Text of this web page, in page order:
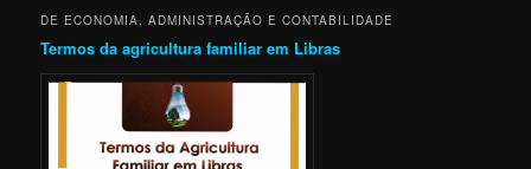
DE ECONOMIA, ADMINISTRAÇÃO E CONTABILIDADE
Termos da agricultura familiar em Libras